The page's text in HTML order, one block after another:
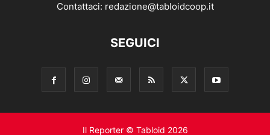
Contattaci: redazione@tabloidcoop.it
SEGUICI
Il Reporter © Tabloid 2026